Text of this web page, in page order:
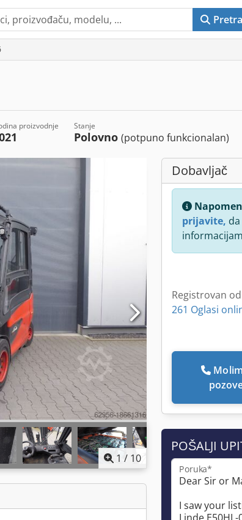
proizvodnje Stanje
Polovno(potpuno funkcionalan)
1 / 10
Dobavljač
prijavite,
Registrovan
261 Oglasi
POŠALJI
Poruka*